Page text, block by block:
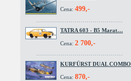
Cena: 499,-
TATRA 603 - B5 Marat…
Cena: 2 700,-
KURFÜRST DUAL COMBO
Cena: 870,-